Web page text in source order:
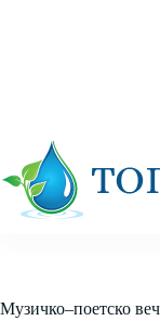
Музичко–поетско